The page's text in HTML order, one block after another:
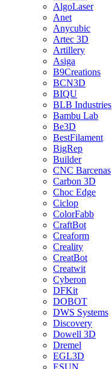
AlgoLaser
Anet
Anycubic
Artec 3D
Artillery
Asiga
B9Creations
BCN3D
BIQU
BLB Industries
Bambu Lab
Be3D
BestFilament
BigRep
Builder
CNC Barcenas
Carbon 3D
Choc Edge
Ciclop
ColorFabb
CraftBot
Creaform
Creality
CreatBot
Creatwit
Cyberon
DFKit
DOBOT
DWS Systems
Discovery
Dowell 3D
Dremel
EGL3D
ESUN